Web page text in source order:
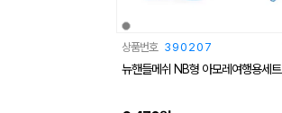
상품번호 390207
뉴핸들메쉬 NB형 아모레여행용세트